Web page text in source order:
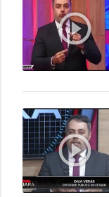
play_circle_outline
play_circle_outline